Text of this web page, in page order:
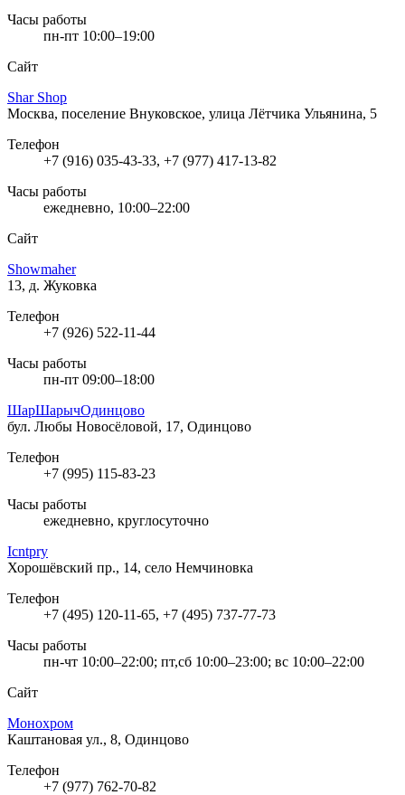
Часы работы
пн-пт 10:00–19:00
Сайт
Shar Shop
Москва, поселение Внуковское, улица Лётчика Ульянина, 5
Телефон
+7 (916) 035-43-33, +7 (977) 417-13-82
Часы работы
ежедневно, 10:00–22:00
Сайт
Showmaher
13, д. Жуковка
Телефон
+7 (926) 522-11-44
Часы работы
пн-пт 09:00–18:00
ШарШарычОдинцово
бул. Любы Новосёловой, 17, Одинцово
Телефон
+7 (995) 115-83-23
Часы работы
ежедневно, круглосуточно
Icntpry
Хорошёвский пр., 14, село Немчиновка
Телефон
+7 (495) 120-11-65, +7 (495) 737-77-73
Часы работы
пн-чт 10:00–22:00; пт,сб 10:00–23:00; вс 10:00–22:00
Сайт
Монохром
Каштановая ул., 8, Одинцово
Телефон
+7 (977) 762-70-82